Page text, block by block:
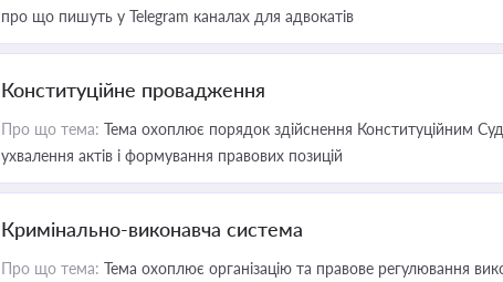
про що пишуть у Telegram каналах для адвокатів
Конституційне провадження
Про що тема: Тема охоплює порядок здійснення Конституційним
ухвалення актів і формування правових позицій
Кримінально-виконавча система
Про що тема: Тема охоплює організацію та правове регулювання